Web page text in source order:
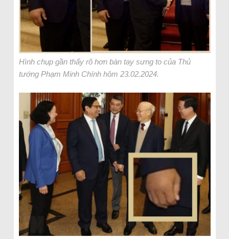
Hình chụp gần thấy rõ hơn bàn tay sưng to của Thủ
tướng Phạm Minh Chính hôm 23.02.2024.